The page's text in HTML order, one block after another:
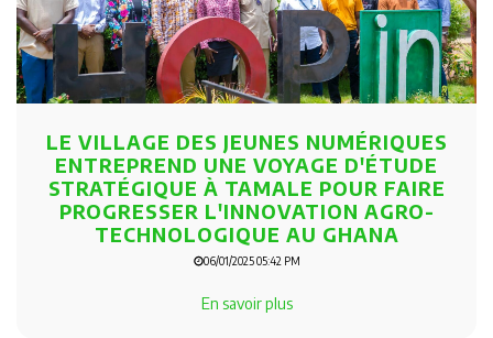
LE VILLAGE DES JEUNES NUMÉRIQUES
ENTREPREND UNE VOYAGE D'ÉTUDE
STRATÉGIQUE À TAMALE POUR FAIRE
PROGRESSER L'INNOVATION AGRO-
TECHNOLOGIQUE AU GHANA
06/01/2025 05:42 PM
En savoir plus